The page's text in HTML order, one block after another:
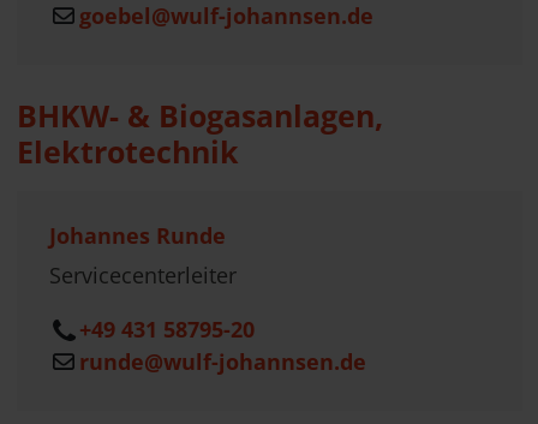
goebel@wulf-johannsen.de
BHKW- & Biogasanlagen,
Elektrotechnik
Johannes Runde
Servicecenterleiter
+49 431 58795-20
runde@wulf-johannsen.de